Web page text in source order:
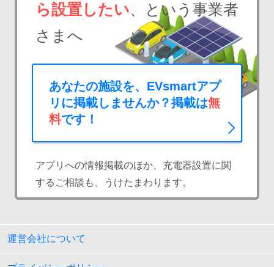
ら設置したい、という事業者
さまへ
あなたの施設を、EVsmartアプ
リに掲載しませんか？掲載は無
料です！
アプリへの情報掲載のほか、充電器設置に関
するご相談も、うけたまわります。
運営会社について